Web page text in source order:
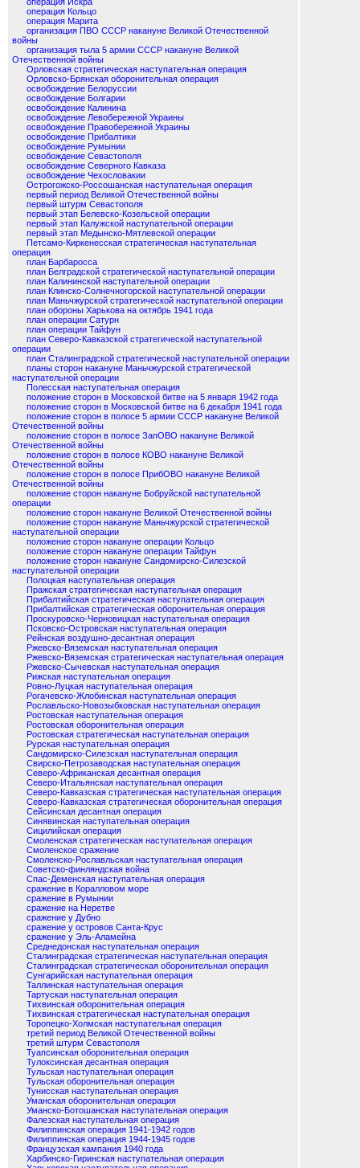
операция Кольцо
операция Марита
организация ПВО СССР накануне Великой Отечественной
войны
организация тыла 5 армии СССР накануне Великой
Отечественной войны
Орловская стратегическая наступательная операция
Орловско-Брянская оборонительная операция
освобождение Белоруссии
освобождение Болгарии
освобождение Калинина
освобождение Левобережной Украины
освобождение Правобережной Украины
освобождение Прибалтики
освобождение Румынии
освобождение Севастополя
освобождение Северного Кавказа
освобождение Чехословакии
Острогожско-Россошанская наступательная операция
первый период Великой Отечественной войны
первый штурм Севастополя
первый этап Белевско-Козельской операции
первый этап Калужской наступательной операции
первый этап Медынско-Мятлевской операции
Петсамо-Киркенесская стратегическая наступательная
операция
план Барбаросса
план Белградской стратегической наступательной операции
план Калининской наступательной операции
план Клинско-Солнечногорской наступательной операции
план Маньчжурской стратегической наступательной операции
план обороны Харькова на октябрь 1941 года
план операции Сатурн
план операции Тайфун
план Северо-Кавказской стратегической наступательной
операции
план Сталинградской стратегической наступательной операции
планы сторон накануне Маньчжурской стратегической
наступательной операции
Полесская наступательная операция
положение сторон в Московской битве на 5 января 1942 года
положение сторон в Московской битве на 6 декабря 1941 года
положение сторон в полосе 5 армии СССР накануне Великой
Отечественной войны
положение сторон в полосе ЗапОВО накануне Великой
Отечественной войны
положение сторон в полосе КОВО накануне Великой
Отечественной войны
положение сторон в полосе ПрибОВО накануне Великой
Отечественной войны
положение сторон накануне Бобруйской наступательной
операции
положение сторон накануне Великой Отечественной войны
положение сторон накануне Маньчжурской стратегической
наступательной операции
положение сторон накануне операции Кольцо
положение сторон накануне операции Тайфун
положение сторон накануне Сандомирско-Силезской
наступательной операции
Полоцкая наступательная операция
Пражская стратегическая наступательная операция
Прибалтийская стратегическая наступательная операция
Прибалтийская стратегическая оборонительная операция
Проскуровско-Черновицкая наступательная операция
Псковско-Островская наступательная операция
Рейнская воздушно-десантная операция
Ржевско-Вяземская наступательная операция
Ржевско-Вяземская стратегическая наступательная операция
Ржевско-Сычевская наступательная операция
Рижская наступательная операция
Ровно-Луцкая наступательная операция
Рогачевско-Жлобинская наступательная операция
Рославльско-Новозыбковская наступательная операция
Ростовская наступательная операция
Ростовская оборонительная операция
Ростовская стратегическая наступательная операция
Рурская наступательная операция
Сандомирско-Силезская наступательная операция
Свирско-Петрозаводская наступательная операция
Северо-Африканская десантная операция
Северо-Итальянская наступательная операция
Северо-Кавказская стратегическая наступательная операция
Северо-Кавказская стратегическая оборонительная операция
Сейсинская десантная операция
Синявинская наступательная операция
Сицилийская операция
Смоленская стратегическая наступательная операция
Смоленское сражение
Смоленско-Рославльская наступательная операция
Советско-финляндская война
Спас-Деменская наступательная операция
сражение в Коралловом море
сражение в Румынии
сражение на Неретве
сражение у Дубно
сражение у островов Санта-Крус
сражение у Эль-Аламейна
Среднедонская наступательная операция
Сталинградская стратегическая наступательная операция
Сталинградская стратегическая оборонительная операция
Сунгарийская наступательная операция
Таллинская наступательная операция
Тартуская наступательная операция
Тихвинская оборонительная операция
Тихвинская стратегическая наступательная операция
Торопецко-Холмская наступательная операция
третий период Великой Отечественной войны
третий штурм Севастополя
Туапсинская оборонительная операция
Тулоксинская десантная операция
Тульская наступательная операция
Тульская оборонительная операция
Тунисская наступательная операция
Уманская оборонительная операция
Уманско-Ботошанская наступательная операция
Фалезская наступательная операция
Филиппинская операция 1941-1942 годов
Филиппинская операция 1944-1945 годов
Французская кампания 1940 года
Харбинско-Гиринская наступательная операция